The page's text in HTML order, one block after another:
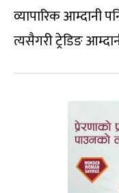
व्यापारिक आम्दानी
त्यसैगरी ट्रेडिङ